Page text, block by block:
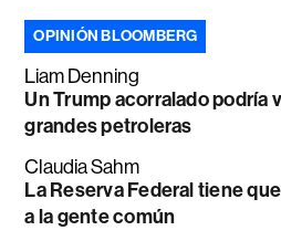
OPINIÓN BLOOMBERG
Liam Denning
Un Trump acorralado podría
grandes petroleras
Claudia Sahm
La Reserva Federal tiene
a la gente común